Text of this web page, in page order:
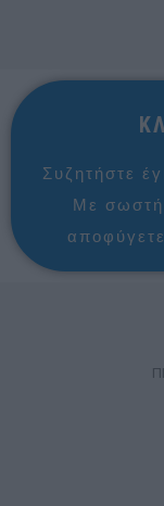
Συζητήστε
Με σωστή